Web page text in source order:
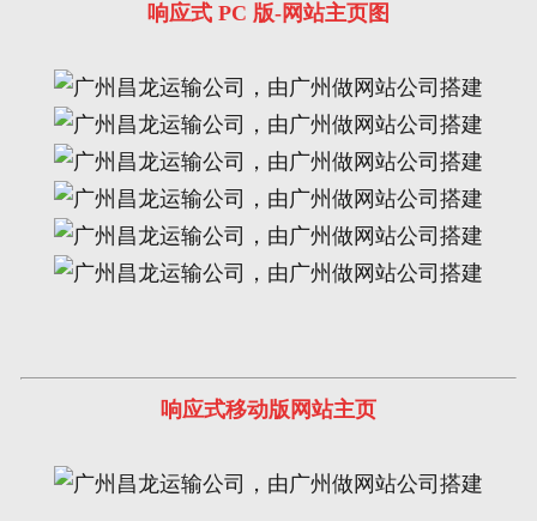
响应式 PC 版-网站主页图
响应式移动版网站主页